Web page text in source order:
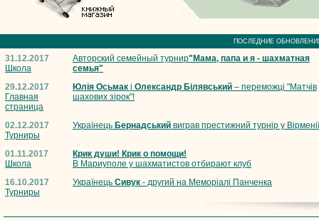
ПОСЛЕДНИЕ
31.12.2017
Школа
Авторский семейный турнир"Мама, папа и я - шахматная
семья"
29.12.2017
Главная
страница
Юлія Осьмак і Олександр Білявський – переможці "Матчів
шахових зірок"!
02.12.2017
Турниры
Українець Бернадський виграв престижний турнір у Вірменії
01.11.2017
Школа
Крик души! Крик о помощи!
В Мариуполе у шахматистов отбирают клуб
16.10.2017
Турниры
Українець Сивук - другий на Меморіалі Панченка